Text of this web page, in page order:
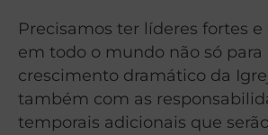
Precisamos ter líderes fortes
em todo o mundo não só para
crescimento dramático da
também com as
temporais adicionais que